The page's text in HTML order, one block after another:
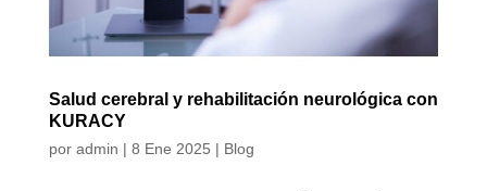
Salud cerebral y rehabilitación neurológica con
KURACY
por admin | 8 Ene 2025 | Blog